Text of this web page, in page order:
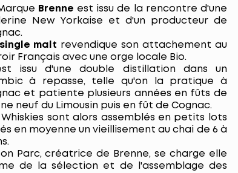
Brenne est issu de la rencontre d'une
New Yorkaise et d'un producteur de
single malt revendique son attachement au
Français avec une orge locale Bio.
issu d'une double distillation dans un
à repasse, telle qu'on la pratique à
et patiente plusieurs années en fûts de
neuf du Limousin puis en fût de Cognac.
Whiskies sont alors assemblés en petits lots
en moyenne un vieillisement au chai de 6 à
Parc, créatrice de Brenne, se charge elle
de la sélection et de l'assemblage des